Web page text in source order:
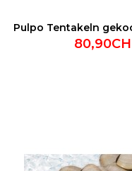
Pulpo Tentakeln